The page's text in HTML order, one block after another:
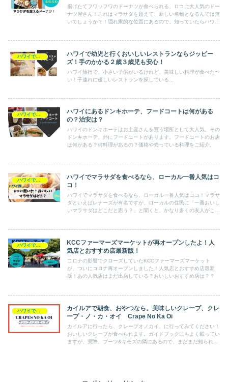
揚げたてフワッフワのドーナツが食べられる、ロコに大人気のドー
ナツ屋さん！これはマラサダを超えて、新しい名物となるんでは無
いでしょうか？！隠れ家的な位置にあるので、知っていたらハワイ
ハワイで食べる
ハワイで幼児と行くおいしいレストランならジッピー
ズ！手のかかる２歳３歳児も安心！
ハワイ旅行で、小さい子供がいるけれど、美味しい料理が食べた〜
い！子連れに優しいレストランを探している...
ハワイで食べる
ハワイにあるドンキホーテ、フードコートは何がある
の？治安は？
ハワイのドンキホーテはお土産さんを買う場所として大人気。その
ドンキホーテ、外にフードコートがあります。フードコートのお店
は何がある？何料理があるの？価格や売っている料理をご紹介。
ハワイで食べる
ハワイでマラサダを食べるなら、ローカル一番人気はコ
コ！
ハワイでマラサダを食べるなら、ローカル一番人気はココ！マラサ
ダといえばレナーズが有名ですが、ローカルの住民に「一番おいし
いマラサダはどこだと思う？」と聞くと、かなり多くの友人がこの
ハワイで食べる
KCCファーマーズマーケットが再オープンしたよ！人
気店とおすすめ店最新版！
コロナの影響でクローズしていたKCCファーマーズマーケット
が、ついにコロナ再オープンしました！人気店とおすすめ店最新
版！あの人気店はまだ出店している？おいしいおすすめ店は？？
ハワイで食べる
カイルアで朝食、おやつなら。美味しいクレープ、クレ
ープ・ノ・カ・オイ Crape No Ka Oi
カイルアに行ったら、クレープオノカイ、に行ってみてください！
おいしいクレープが食べられます。ガイドブックにもよく載ってい
ますが、実際、ブーツ&キモズの隣にあるので、まだまだ知られて